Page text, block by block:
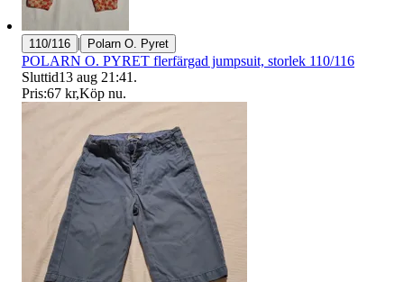
110/116 | Polarn O. Pyret
POLARN O. PYRET flerfärgad jumpsuit, storlek 110/116
Sluttid13 aug 21:41 .
Pris:67 kr,Köp nu.